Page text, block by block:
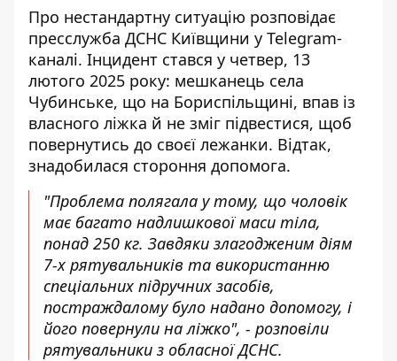
Про нестандартну ситуацію розповідає
пресслужба ДСНС Київщини у Telegram-
каналі. Інцидент стався у четвер, 13
лютого 2025 року: мешканець села
Чубинське, що на Бориспільщині, впав із
власного ліжка й не зміг підвестися, щоб
повернутись до своєї лежанки. Відтак,
знадобилася стороння допомога.
"Проблема полягала у тому, що чоловік
має багато надлишкової маси тіла,
понад 250 кг. Завдяки злагодженим діям
7-х рятувальників та використанню
спеціальних підручних засобів,
постраждалому було надано допомогу, і
його повернули на ліжко", - розповіли
рятувальники з обласної ДСНС.